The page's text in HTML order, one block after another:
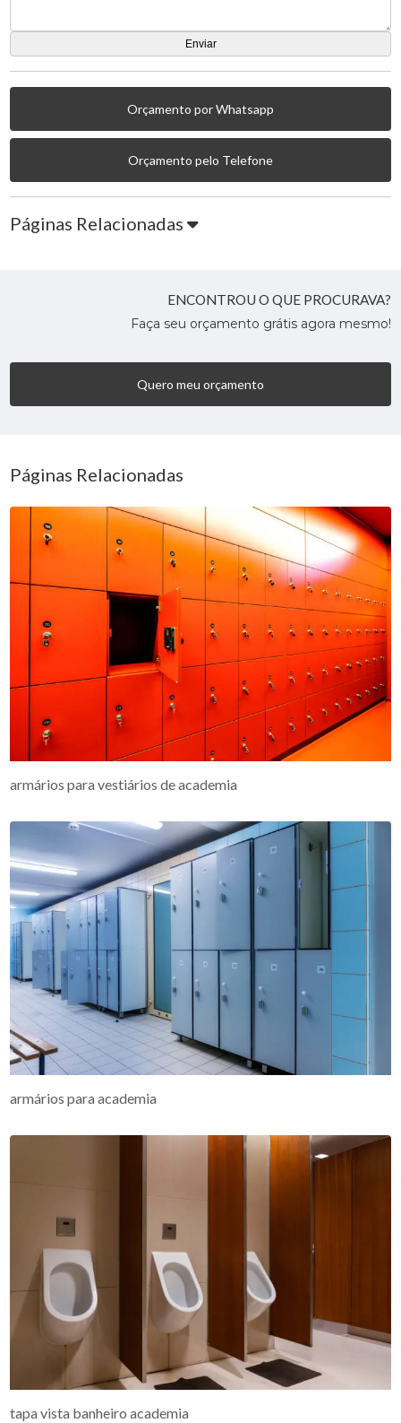
Orçamento por Whatsapp
Orçamento pelo Telefone
Páginas Relacionadas
ENCONTROU O QUE PROCURAVA?
Faça seu orçamento grátis agora mesmo!
Quero meu orçamento
Páginas Relacionadas
armários para vestiários de academia
armários para academia
tapa vista banheiro academia